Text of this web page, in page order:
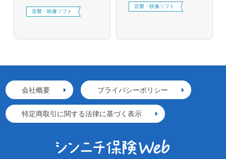
音響・映像ソフト
音響・映像ソフト
会社概要 プライバシーポリシー
特定商取引に関する法律に基づく表示